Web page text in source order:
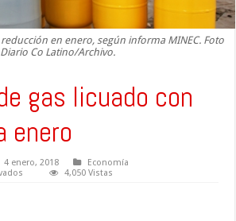
en enero, según informa MINEC. Foto
Diario Co Latino/Archivo.
gas licuado con
enero
4 enero, 2018
Economía
4,050 Vistas